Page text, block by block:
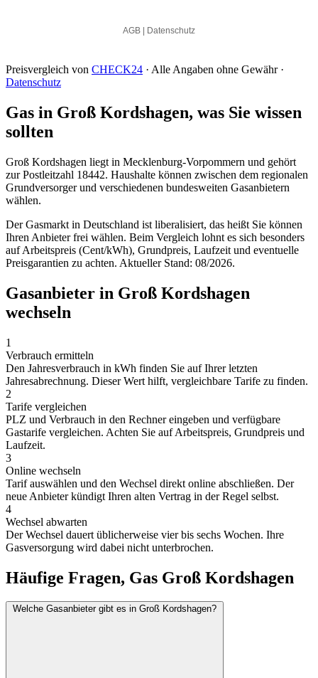
Preisvergleich von CHECK24 · Alle Angaben ohne Gewähr ·
Datenschutz
Gas in Groß Kordshagen, was Sie wissen
sollten
Groß Kordshagen liegt in Mecklenburg-Vorpommern und gehört
zur Postleitzahl 18442. Haushalte können zwischen dem regionalen
Grundversorger und verschiedenen bundesweiten Gasanbietern
wählen.
Der Gasmarkt in Deutschland ist liberalisiert, das heißt Sie können
Ihren Anbieter frei wählen. Beim Vergleich lohnt es sich besonders
auf Arbeitspreis (Cent/kWh), Grundpreis, Laufzeit und eventuelle
Preisgarantien zu achten. Aktueller Stand: 08/2026.
Gasanbieter in Groß Kordshagen
wechseln
1
Verbrauch ermitteln
Den Jahresverbrauch in kWh finden Sie auf Ihrer letzten
Jahresabrechnung. Dieser Wert hilft, vergleichbare Tarife zu finden.
2
Tarife vergleichen
PLZ und Verbrauch in den Rechner eingeben und verfügbare
Gastarife vergleichen. Achten Sie auf Arbeitspreis, Grundpreis und
Laufzeit.
3
Online wechseln
Tarif auswählen und den Wechsel direkt online abschließen. Der
neue Anbieter kündigt Ihren alten Vertrag in der Regel selbst.
4
Wechsel abwarten
Der Wechsel dauert üblicherweise vier bis sechs Wochen. Ihre
Gasversorgung wird dabei nicht unterbrochen.
Häufige Fragen, Gas Groß Kordshagen
Welche Gasanbieter gibt es in Groß Kordshagen?